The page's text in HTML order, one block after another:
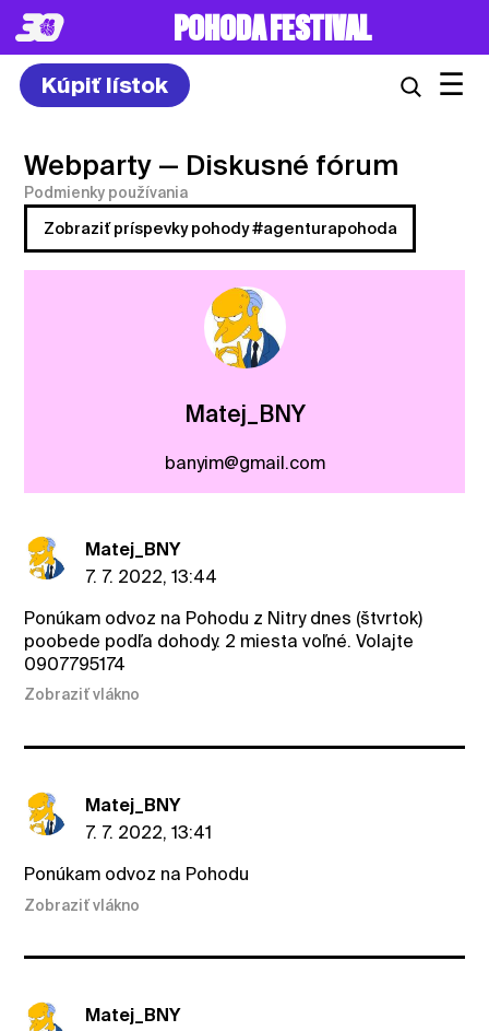
POHODA FESTIVAL
Kúpiť lístok ☰
Webparty — Diskusné fórum
Podmienky používania
Zobraziť príspevky pohody #agenturapohoda
Matej_BNY
banyim@gmail.com
Matej_BNY
7. 7. 2022, 13:44
Ponúkam odvoz na Pohodu z Nitry dnes (štvrtok)
poobede podľa dohody. 2 miesta voľné. Volajte
0907795174
Zobraziť vlákno
Matej_BNY
7. 7. 2022, 13:41
Ponúkam odvoz na Pohodu
Zobraziť vlákno
Matej_BNY